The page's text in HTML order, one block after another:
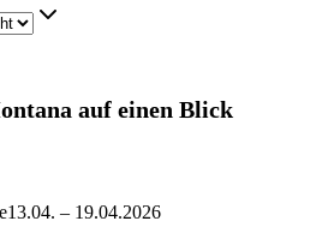
auf einen Blick
13.04. – 19.04.2026